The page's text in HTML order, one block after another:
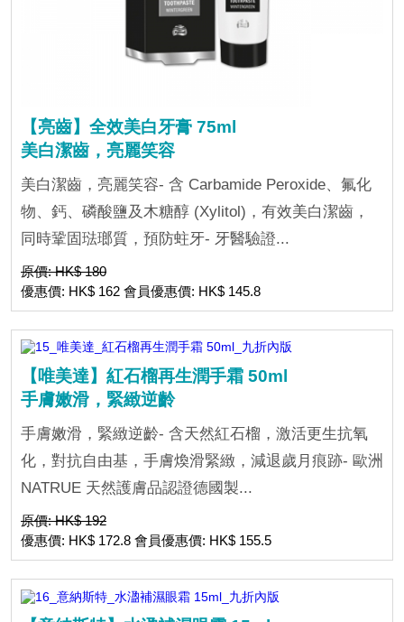
【亮齒】全效美白牙膏 75ml
美白潔齒，亮麗笑容
美白潔齒，亮麗笑容- 含 Carbamide Peroxide、氟化
物、鈣、磷酸鹽及木糖醇 (Xylitol)，有效美白潔齒，
同時鞏固琺瑯質，預防蛀牙- 牙醫驗證...
原價: HK$ 180
優惠價: HK$ 162 會員優惠價: HK$ 145.8
【唯美達】紅石榴再生潤手霜 50ml
手膚嫩滑，緊緻逆齡
手膚嫩滑，緊緻逆齡- 含天然紅石榴，激活更生抗氧
化，對抗自由基，手膚煥滑緊緻，減退歲月痕跡- 歐洲
NATRUE 天然護膚品認證德國製...
原價: HK$ 192
優惠價: HK$ 172.8 會員優惠價: HK$ 155.5